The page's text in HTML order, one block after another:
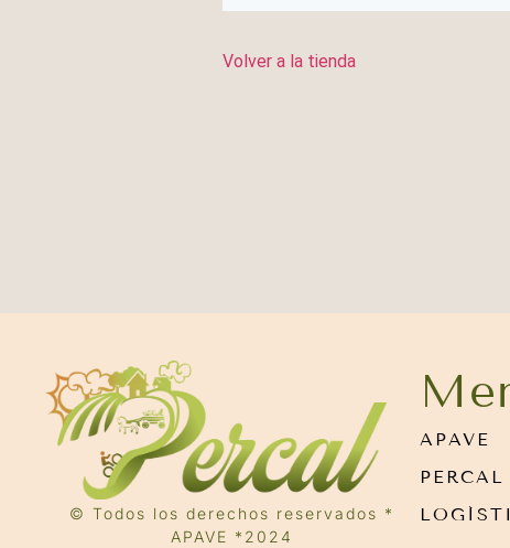
Volver a la tienda
© Todos los derechos reservados *
APAVE *2024
APAVE
PERCAL